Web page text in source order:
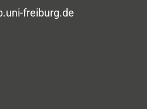
freiburg.de